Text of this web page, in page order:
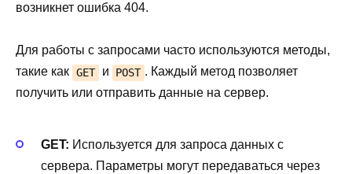
возникнет ошибка 404.
Для работы с запросами часто используются методы,
такие как GET и POST . Каждый метод позволяет
получить или отправить данные на сервер.
GET: Используется для запроса данных с
сервера. Параметры могут передаваться через